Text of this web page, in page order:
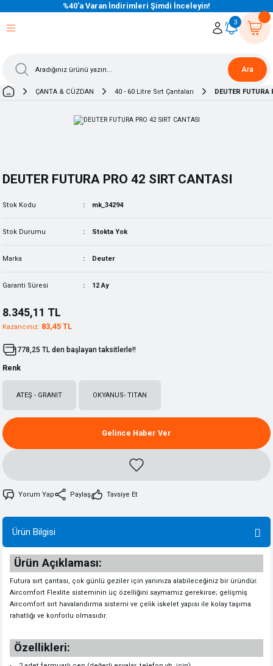
%40’a Varan İndirimleri Şimdi İnceleyin!
Ara
3
ÇANTA & CÜZDAN 40 - 60 Litre Sırt Çantaları DEUTER
DEUTER FUTURA PRO 42 SIRT CANTASI
Stok Kodu mk_34294
Stok Durumu Stokta Yok
Marka Deuter
Garanti Süresi 12 Ay
8.345,11 TL
Kazancınız: 83,45 TL
778,25 TL den başlayan taksitlerle!!
Renk
ATEŞ - GRANIT OKYANUS- TITAN
Gelince Haber Ver
Yorum Yap Paylaş Tavsiye Et
Ürün Bilgisi
Ürün Açıklaması:
Futura sırt çantası, çok günlü geziler için yanınıza alabileceğiniz bir üründür.
Aircomfort Flexlite sisteminin üç özelliğini saymamız gerekirse; gelişmiş
Aircomfort sırt havalandırma sistemi ve çelik iskelet yapısı ile kolay taşıma
rahatlığı ve konforlu olmasıdır.
Özellikleri: